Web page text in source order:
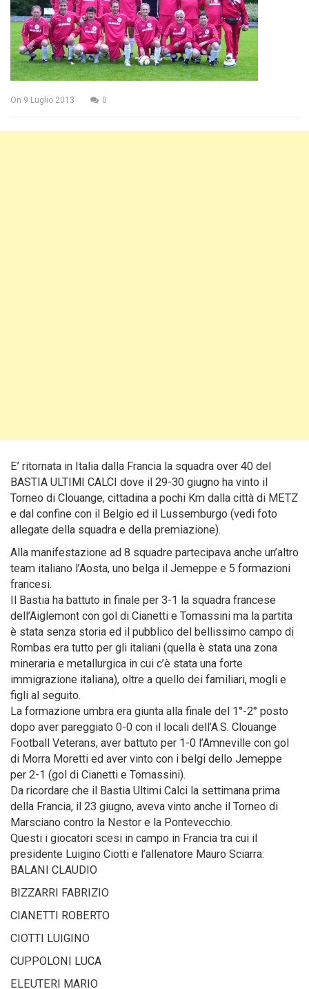
On 9 Luglio 2013 0
E’ ritornata in Italia dalla Francia la squadra over 40 del
BASTIA ULTIMI CALCI dove il 29-30 giugno ha vinto il
Torneo di Clouange, cittadina a pochi Km dalla città di METZ
e dal confine con il Belgio ed il Lussemburgo (vedi foto
allegate della squadra e della premiazione).
Alla manifestazione ad 8 squadre partecipava anche un’altro
team italiano l’Aosta, uno belga il Jemeppe e 5 formazioni
francesi.
Il Bastia ha battuto in finale per 3-1 la squadra francese
dell’Aiglemont con gol di Cianetti e Tomassini ma la partita
è stata senza storia ed il pubblico del bellissimo campo di
Rombas era tutto per gli italiani (quella è stata una zona
mineraria e metallurgica in cui c’è stata una forte
immigrazione italiana), oltre a quello dei familiari, mogli e
figli al seguito.
La formazione umbra era giunta alla finale del 1°-2° posto
dopo aver pareggiato 0-0 con il locali dell’A.S. Clouange
Football Veterans, aver battuto per 1-0 l’Amneville con gol
di Morra Moretti ed aver vinto con i belgi dello Jemeppe
per 2-1 (gol di Cianetti e Tomassini).
Da ricordare che il Bastia Ultimi Calci la settimana prima
della Francia, il 23 giugno, aveva vinto anche il Torneo di
Marsciano contro la Nestor e la Pontevecchio.
Questi i giocatori scesi in campo in Francia tra cui il
presidente Luigino Ciotti e l’allenatore Mauro Sciarra:
BALANI CLAUDIO
BIZZARRI FABRIZIO
CIANETTI ROBERTO
CIOTTI LUIGINO
CUPPOLONI LUCA
ELEUTERI MARIO